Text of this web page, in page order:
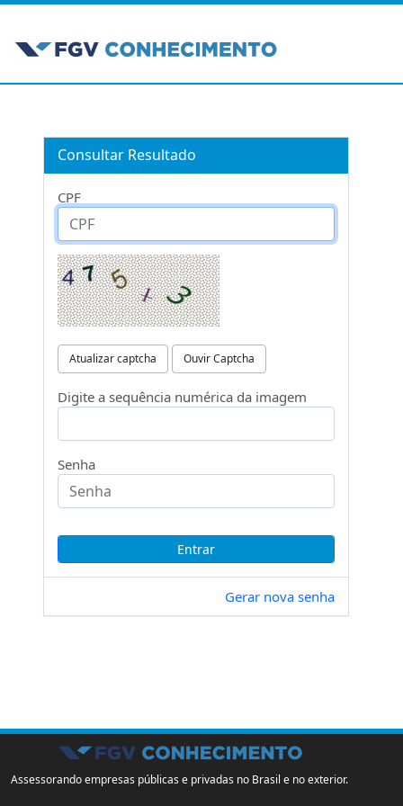
Consultar Resultado
CPF
Atualizar captcha Ouvir Captcha
Digite a sequência numérica da imagem
Senha
Gerar nova senha
Assessorando empresas públicas e privadas no Brasil e no exterior.